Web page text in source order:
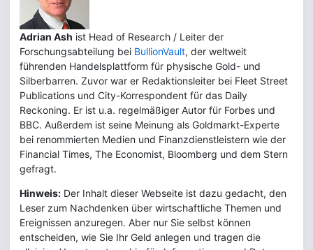
Adrian Ash ist Head of Research / Leiter der
Forschungsabteilung bei BullionVault, der weltweit
führenden Handelsplattform für physische Gold- und
Silberbarren. Zuvor war er Redaktionsleiter bei Fleet Street
Publications und City-Korrespondent für das Daily
Reckoning. Er ist u.a. regelmäßiger Autor für Forbes und
BBC. Außerdem ist seine Meinung als Goldmarkt-Experte
bei renommierten Medien und Finanzdienstleistern wie der
Financial Times, The Economist, Bloomberg und dem Stern
gefragt.
Hinweis: Der Inhalt dieser Webseite ist dazu gedacht, den
Leser zum Nachdenken über wirtschaftliche Themen und
Ereignissen anzuregen. Aber nur Sie selbst können
entscheiden, wie Sie Ihr Geld anlegen und tragen die